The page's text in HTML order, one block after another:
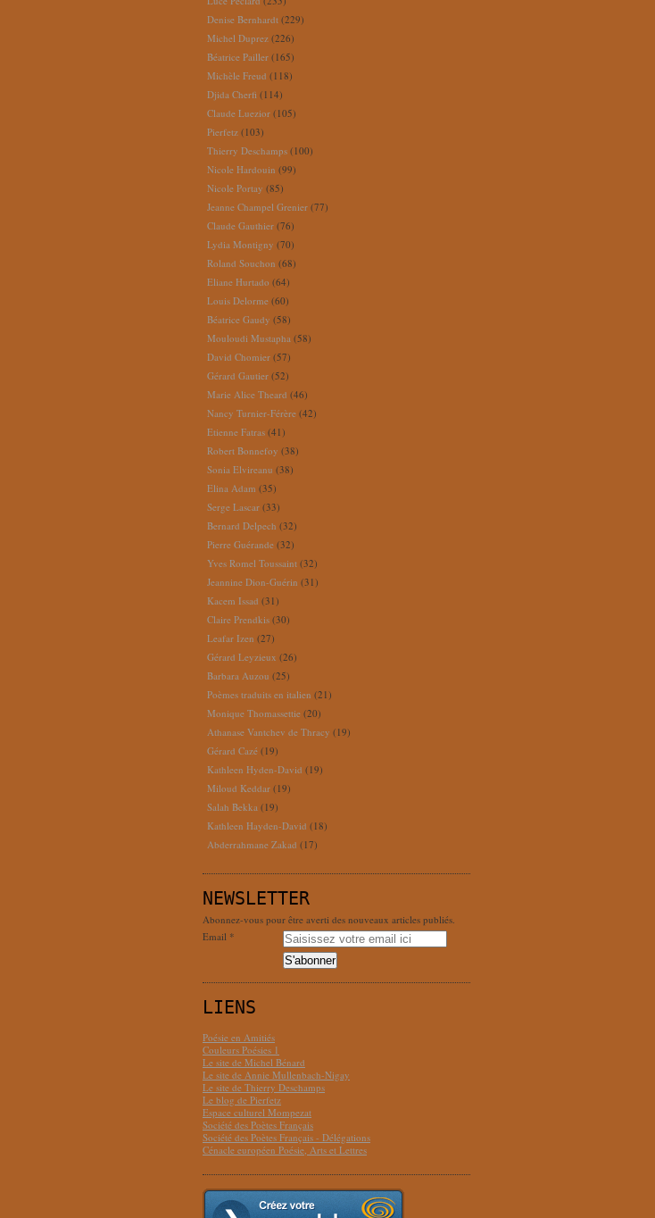
Denise Bernhardt (229)
Michel Duprez (226)
Béatrice Pailler (165)
Michèle Freud (118)
Djida Cherfi (114)
Claude Luezior (105)
Pierfetz (103)
Thierry Deschamps (100)
Nicole Hardouin (99)
Nicole Portay (85)
Jeanne Champel Grenier (77)
Claude Gauthier (76)
Lydia Montigny (70)
Roland Souchon (68)
Eliane Hurtado (64)
Louis Delorme (60)
Béatrice Gaudy (58)
Mouloudi Mustapha (58)
David Chomier (57)
Gérard Gautier (52)
Marie Alice Theard (46)
Nancy Turnier-Férère (42)
Etienne Fatras (41)
Robert Bonnefoy (38)
Sonia Elvireanu (38)
Elina Adam (35)
Serge Lascar (33)
Bernard Delpech (32)
Pierre Guérande (32)
Yves Romel Toussaint (32)
Jeannine Dion-Guérin (31)
Kacem Issad (31)
Claire Prendkis (30)
Leafar Izen (27)
Gérard Leyzieux (26)
Barbara Auzou (25)
Poèmes traduits en italien (21)
Monique Thomassettie (20)
Athanase Vantchev de Thracy (19)
Gérard Cazé (19)
Kathleen Hyden-David (19)
Miloud Keddar (19)
Salah Bekka (19)
Kathleen Hayden-David (18)
Abderrahmane Zakad (17)
NEWSLETTER
Abonnez-vous pour être averti des nouveaux articles publiés.
Email
LIENS
Poésie en Amitiés
Couleurs Poésies 1
Le site de Michel Bénard
Le site de Annie Mullenbach-Nigay
Le site de Thierry Deschamps
Le blog de Pierfetz
Espace culturel Mompezat
Société des Poètes Français
Société des Poètes Français - Délégations
Cénacle européen Poésie, Arts et Lettres